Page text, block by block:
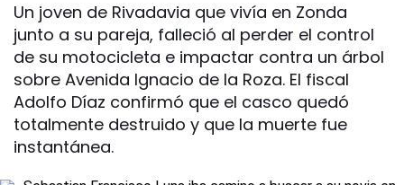
Un joven de Rivadavia que vivía en Zonda
junto a su pareja, falleció al perder el control
de su motocicleta e impactar contra un árbol
sobre Avenida Ignacio de la Roza. El fiscal
Adolfo Díaz confirmó que el casco quedó
totalmente destruido y que la muerte fue
instantánea.